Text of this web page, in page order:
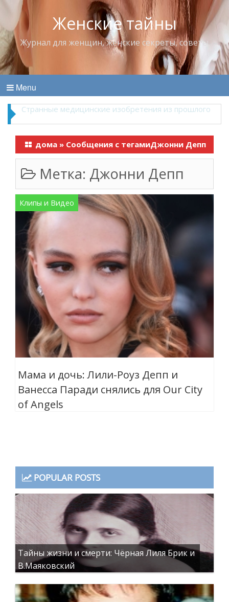
Женские тайны
Журнал для женщин, женские секреты, советы
Menu
Что пить в жару
дома » Сообщения с тегамиДжонни Депп
Метка: Джонни Депп
Клипы и Видео
Мама и дочь: Лили-Роуз Депп и
Ванесса Паради снялись для Our City
of Angels
POPULAR POSTS
Тайны жизни и смерти: Чёрная Лиля Брик и
В.Маяковский